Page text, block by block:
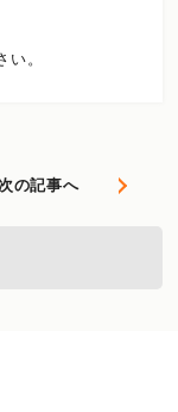
い。
次の記事へ